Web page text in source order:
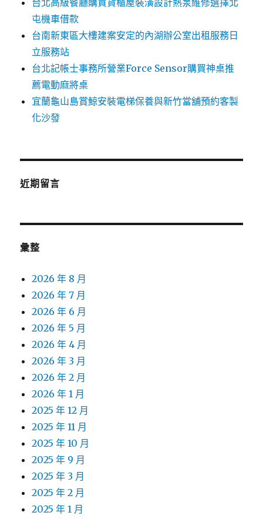
台北高級餐廳購買貨櫃屋裝潢設計熱泵維修選擇北
屯機車借款
台南新東區大樓建案安定的內湖辦公室出租服務日
立服務站
台北記帳士事務所營業Force Sensor購買神桌推
薦電動麻將桌
宜蘭龜山島賞鯨安裝電梯保養與新竹當舖預約客製
化沙發
近期留言
彙整
2026 年 8 月
2026 年 7 月
2026 年 6 月
2026 年 5 月
2026 年 4 月
2026 年 3 月
2026 年 2 月
2026 年 1 月
2025 年 12 月
2025 年 11 月
2025 年 10 月
2025 年 9 月
2025 年 3 月
2025 年 2 月
2025 年 1 月